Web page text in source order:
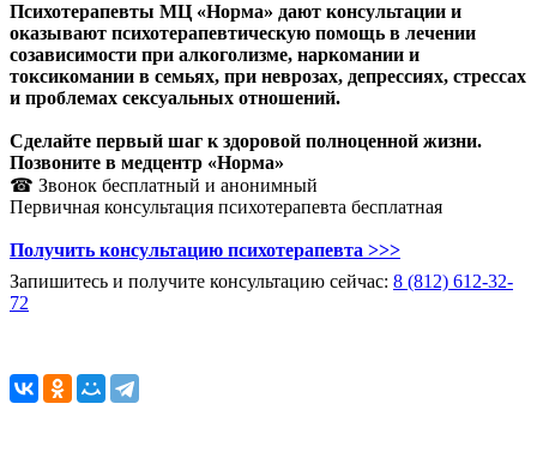
Психотерапевты МЦ «Норма» дают консультации и
оказывают психотерапевтическую помощь в лечении
созависимости при алкоголизме, наркомании и
токсикомании в семьях, при неврозах, депрессиях, стрессах
и проблемах сексуальных отношений.
Сделайте первый шаг к здоровой полноценной жизни.
Позвоните в медцентр «Норма»
☎ Звонок бесплатный и анонимный
Первичная консультация психотерапевта бесплатная
Получить консультацию психотерапевта >>>
Запишитесь и получите консультацию сейчас: 8 (812) 612-32-
72